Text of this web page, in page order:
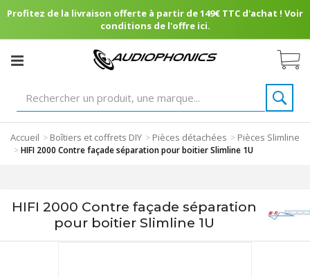
Profitez de la livraison offerte à partir de 149€ TTC d'achat ! Voir
conditions de l'offre ici.
Accueil > Boîtiers et coffrets DIY > Pièces détachées > Pièces Slimline
>HIFI 2000 Contre façade séparation pour boitier Slimline 1U
HIFI 2000 Contre façade séparation
pour boitier Slimline 1U